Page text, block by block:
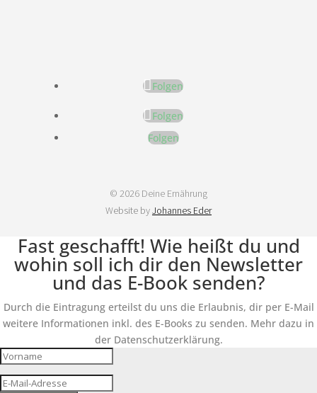
Folgen
Folgen
Folgen
© 2026 Deine Ernährung
Website byJohannes Eder
Fast geschafft! Wie heißt du und
wohin soll ich dir den Newsletter
und das E-Book senden?
Durch die Eintragung erteilst du uns die Erlaubnis, dir per E-Mail
weitere Informationen inkl. des E-Books zu senden. Mehr dazu in
der Datenschutzerklärung.